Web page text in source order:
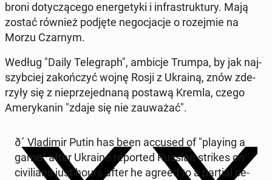
broni do­ty­czą­ce­go ener­ge­ty­ki i in­fra­struk­tu­ry. Mają
zostać również podjęte ne­go­cja­cje o ro­zej­mie na
Morzu Czarnym.
Według "Daily Te­le­graph", ambicje Trumpa, by jak naj­
szyb­ciej za­koń­czyć wojnę Rosji z Ukrainą, znów zde­
rzy­ły się z nie­prze­jed­na­ną postawą Kremla, czego
Ame­ry­ka­nin "zdaje się nie za­uwa­żać".
ð´ Vla­di­mir Putin has been accused of "playing a
game" after Ukraine re­por­ted Russian strikes on
ci­vi­lians just hours after he agreed to a partial ce­